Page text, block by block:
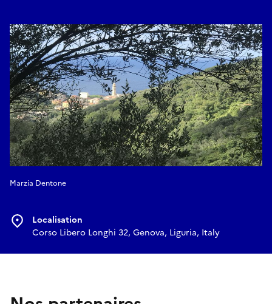
A Dieu commant amouretes
je muir
Rondeaux - Adam De la Halle (124?-1288)
Plus que flor/Quant revient/L’autrichien joer/Flos
Mottetto - Ms Montpellier, XIVe siècle.
Ah Robin, doux Robin
Canon - William Cornish (1468-1523)
Bryd on a Breere
Anonyme - XIIIe siècle.
Rosa fragrans
Sumer est en sec.
Si la noche hace oscura
Francisco Guerrero, Cancionero de Upsala, XVIe siècle.
Marzia Dentone
Localisation
Corso Libero Longhi 32, Genova, Liguria, Italy